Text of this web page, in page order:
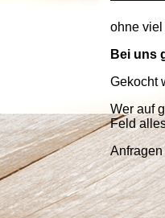
ohne viel
Bei uns
Gekocht
Wer auf
Feld